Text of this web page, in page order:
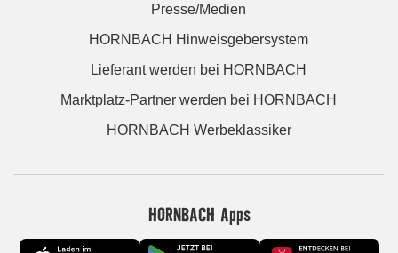
Presse/Medien
HORNBACH Hinweisgebersystem
Lieferant werden bei HORNBACH
Marktplatz-Partner werden bei HORNBACH
HORNBACH Werbeklassiker
HORNBACH Apps